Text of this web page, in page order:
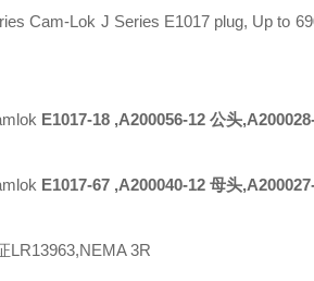
Cam-Lok J Series E1017 plug, Up to
E1017-18 ,A200056-12 公头
E1017-67 ,A200040-12 母头
LR13963,NEMA 3R